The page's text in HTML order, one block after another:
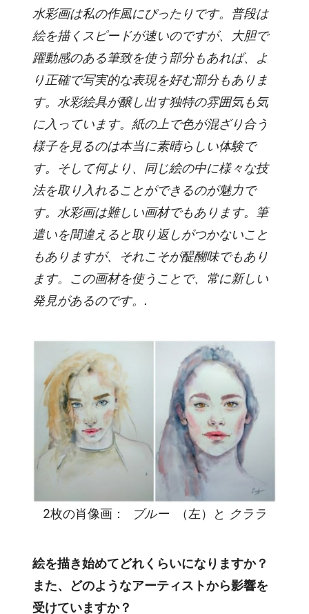
水彩画は私の作風にぴったりです。普段は
絵を描くスピードが速いのですが、大胆で
躍動感のある筆致を使う部分もあれば、よ
り正確で写実的な表現を好む部分もありま
す。水彩絵具が醸し出す独特の雰囲気も気
に入っています。紙の上で色が混ざり合う
様子を見るのは本当に素晴らしい体験で
す。そして何より、同じ絵の中に様々な技
法を取り入れることができるのが魅力で
す。水彩画は難しい画材でもあります。筆
遣いを間違えると取り返しがつかないこと
もありますが、それこそが醍醐味でもあり
ます。この画材を使うことで、常に新しい
発見があるのです。.
2枚の肖像画： ブルー （左）と クララ
絵を描き始めてどれくらいになりますか？
また、どのようなアーティストから影響を
受けていますか？